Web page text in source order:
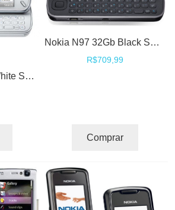
Nokia N97 32Gb White Smartphone Celular Symbian GPS 3G WIFI QWERTY Touch
Nokia N97 32Gb Black Smartphone Celular Symbian GPS 3G WIFI QWERTY Touch
R$709,99
Comprar